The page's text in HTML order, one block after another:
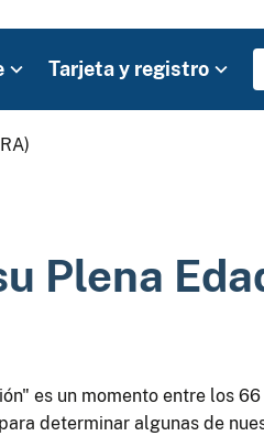
Tarjeta y registro
Plena
es un momento entre los
determinar algunas de